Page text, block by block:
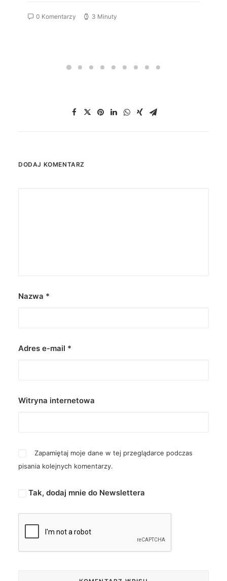
0 Komentarzy 3 Minuty
DODAJ KOMENTARZ
Nazwa *
Adres e-mail *
Witryna internetowa
Zapamiętaj moje dane w tej przeglądarce podczas
pisania kolejnych komentarzy.
Tak, dodaj mnie do Newslettera